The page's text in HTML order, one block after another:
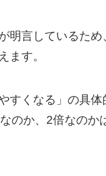
明言しているため
ます。
すくなる」の具
のか、2倍なのか